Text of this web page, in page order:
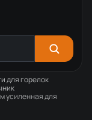
для горелок
усиленная для